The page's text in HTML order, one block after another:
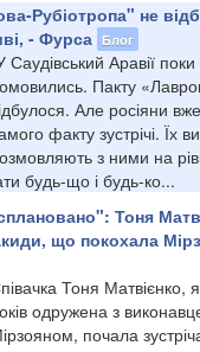
Рубіотропа" не
- Фурса Блог
Саудівський Аравії
Пакту
Але росіяни
факту зустрічі. Їх
з ними на
будь-що і будь-ко...
Тоня
що покохала
Тоня Матвієнко,
одружена з
почала